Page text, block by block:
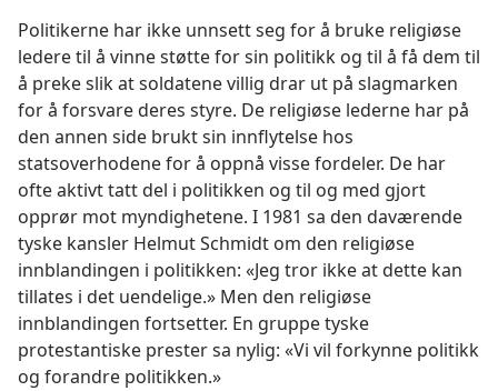
Politikerne har ikke unnsett seg for å bruke religiøse
ledere til å vinne støtte for sin politikk og til å få dem til
å preke slik at soldatene villig drar ut på slagmarken
for å forsvare deres styre. De religiøse lederne har på
den annen side brukt sin innflytelse hos
statsoverhodene for å oppnå visse fordeler. De har
ofte aktivt tatt del i politikken og til og med gjort
opprør mot myndighetene. I 1981 sa den daværende
tyske kansler Helmut Schmidt om den religiøse
innblandingen i politikken: «Jeg tror ikke at dette kan
tillates i det uendelige.» Men den religiøse
innblandingen fortsetter. En gruppe tyske
protestantiske prester sa nylig: «Vi vil forkynne politikk
og forandre politikken.»